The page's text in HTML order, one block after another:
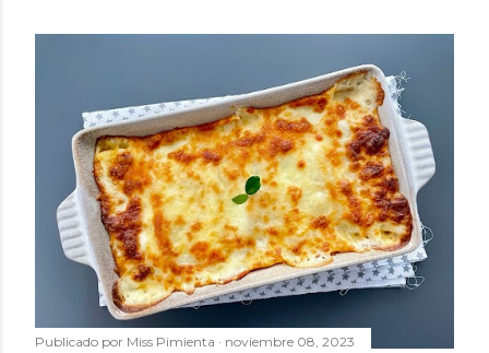
Publicado por Miss Pimienta noviembre 08, 2023